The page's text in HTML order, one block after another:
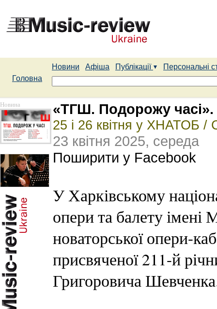
Новини Афіша Публікації
Персональні
Головна
Новина «ТГШ. Подорожу часі».
25 і 26 квітня у ХНАТОБ /
23 квітня 2025, середа
Поширити у Facebook
У Харківському
опери та балету імені
новаторської опери-
присвяченої 211-й
Григоровича